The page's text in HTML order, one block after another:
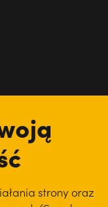
strony oraz